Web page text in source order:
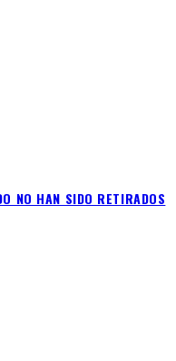
NO HAN SIDO RETIRADOS